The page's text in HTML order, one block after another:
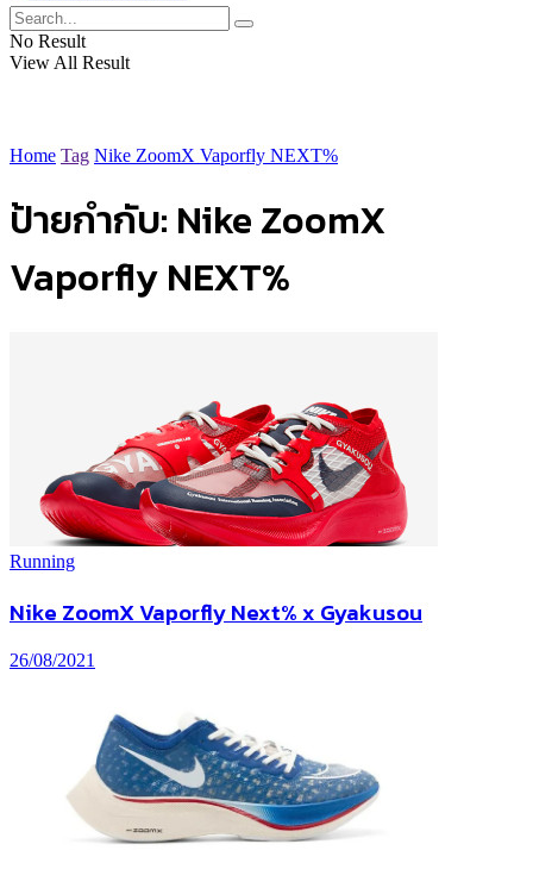
No Result
View All Result
Home Tag Nike ZoomX Vaporfly NEXT%
ป้ายกำกับ: Nike ZoomX
Vaporfly NEXT%
Running
Nike ZoomX Vaporfly Next% x Gyakusou
26/08/2021